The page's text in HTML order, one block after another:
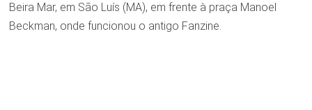
Beira Mar, em São Luís (MA), em frente à praça Manoel
Beckman, onde funcionou o antigo Fanzine.